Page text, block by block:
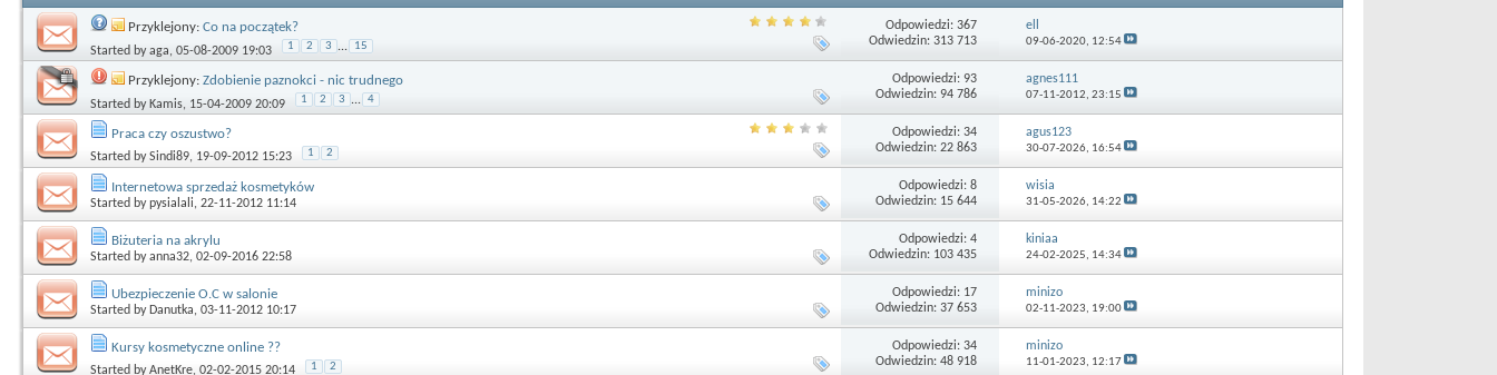
Przyklejony: Co na początek?
Started byaga, 05-08-2009 19:03 1 2 3 ... 15
Odpowiedzi: 367
Odwiedzin: 313 713
ell
09-06-2020, 12:54
Przyklejony: Zdobienie paznokci - nic trudnego
Started by Kamis, 15-04-2009 20:09 1 2 3 ... 4
Odpowiedzi: 93
Odwiedzin: 94 786
agnes111
07-11-2012, 23:15
Praca czy oszustwo?
Started bySindi89, 19-09-2012 15:23 1 2
Odpowiedzi: 34
Odwiedzin: 22 863
agus123
30-07-2026, 16:54
Internetowa sprzedaż kosmetyków
Started bypysialali, 22-11-2012 11:14
Odpowiedzi: 8
Odwiedzin: 15 644
wisia
31-05-2026, 14:22
Biżuteria na akrylu
Started byanna32, 02-09-2016 22:58
Odpowiedzi: 4
Odwiedzin: 103 435
kiniaa
24-02-2025, 14:34
Ubezpieczenie O.C w salonie
Started by Danutka, 03-11-2012 10:17
Odpowiedzi: 17
Odwiedzin: 37 653
minizo
02-11-2023, 19:00
Kursy kosmetyczne online ??
Started byAnetKre, 02-02-2015 20:14 1 2
Odpowiedzi: 34
Odwiedzin: 48 918
minizo
11-01-2023, 12:17